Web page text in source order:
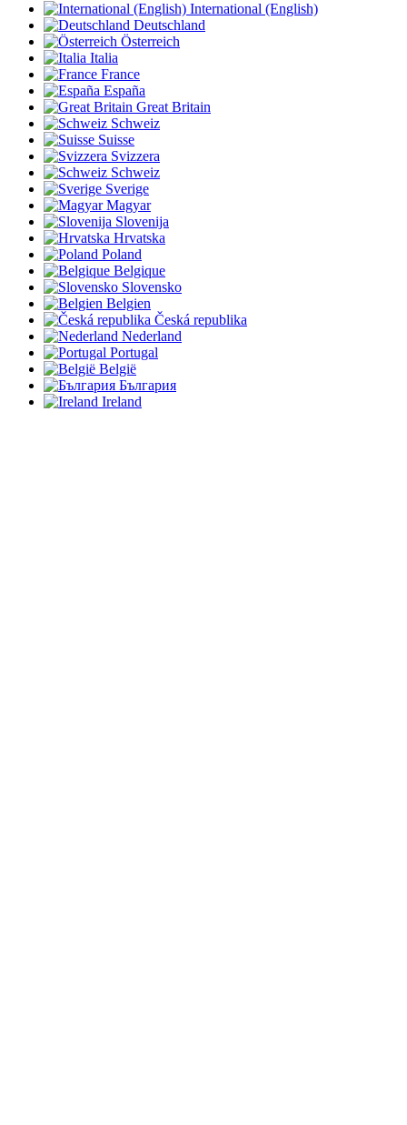
International (English)
Deutschland
Österreich
Italia
France
España
Great Britain
Schweiz
Suisse
Svizzera
Schweiz
Sverige
Magyar
Slovenija
Hrvatska
Poland
Belgique
Slovensko
Belgien
Česká republika
Nederland
Portugal
België
България
Ireland